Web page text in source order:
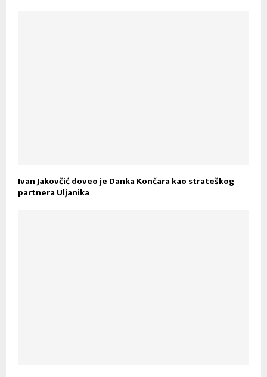
Ivan Jakovčić doveo je Danka Končara kao strateškog
partnera Uljanika